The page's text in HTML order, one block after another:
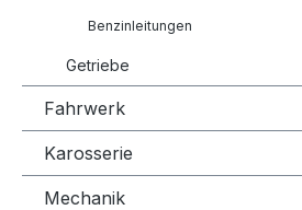
Benzinleitungen
Getriebe
Fahrwerk
Karosserie
Mechanik